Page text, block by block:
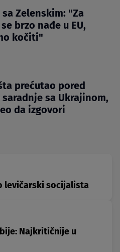
Zelenskim: "Za
brzo nađe u EU,
kočiti"
prećutao pored
sa Ukrajinom,
da izgovori
levičarski socijalista
Najkritičnije u